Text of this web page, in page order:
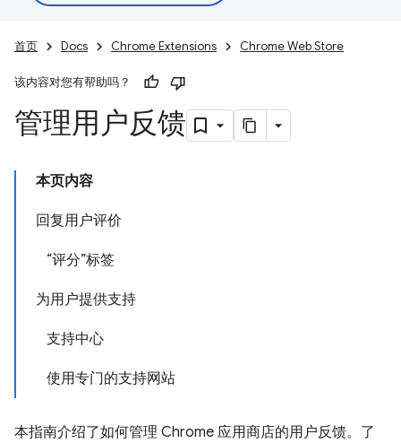
首页 Docs Chrome Extensions Chrome Web Store
该内容对您有帮助吗？
管理用户反馈
本页内容
回复用户评价
“评分”标签
为用户提供支持
支持中心
使用专门的支持网站
本指南介绍了如何管理 Chrome 应用商店的用户反馈。了